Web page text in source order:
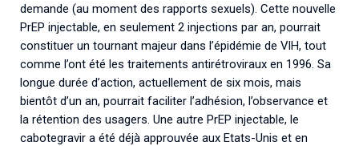
demande (au moment des rapports sexuels). Cette nouvelle
PrEP injectable, en seulement 2 injections par an, pourrait
constituer un tournant majeur dans l’épidémie de VIH, tout
comme l’ont été les traitements antirétroviraux en 1996. Sa
longue durée d’action, actuellement de six mois, mais
bientôt d’un an, pourrait faciliter l’adhésion, l’observance et
la rétention des usagers. Une autre PrEP injectable, le
cabotegravir a été déjà approuvée aux Etats-Unis et en